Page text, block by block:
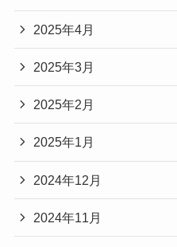
2025年4月
2025年3月
2025年2月
2025年1月
2024年12月
2024年11月